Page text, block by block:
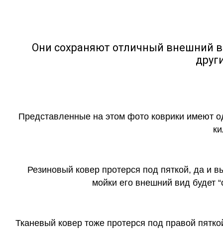
Они сохраняют отличный внешний
Представленные на этом фото коврики имеют
Резиновый ковер протерся под пяткой, да и
мойки его внешний вид будет
Тканевый ковер тоже протерся под правой